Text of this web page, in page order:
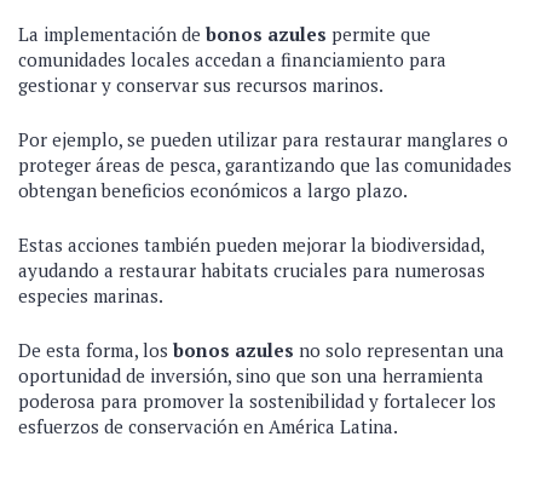
La implementación de bonos azules permite que
comunidades locales accedan a financiamiento para
gestionar y conservar sus recursos marinos.
Por ejemplo, se pueden utilizar para restaurar manglares o
proteger áreas de pesca, garantizando que las comunidades
obtengan beneficios económicos a largo plazo.
Estas acciones también pueden mejorar la biodiversidad,
ayudando a restaurar habitats cruciales para numerosas
especies marinas.
De esta forma, los bonos azules no solo representan una
oportunidad de inversión, sino que son una herramienta
poderosa para promover la sostenibilidad y fortalecer los
esfuerzos de conservación en América Latina.